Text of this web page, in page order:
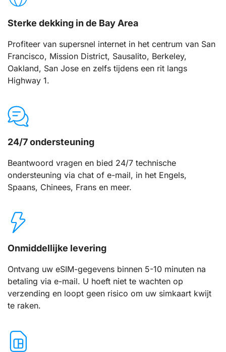
Sterke dekking in de Bay Area
Profiteer van supersnel internet in het centrum van San
Francisco, Mission District, Sausalito, Berkeley,
Oakland, San Jose en zelfs tijdens een rit langs
Highway 1.
24/7 ondersteuning
Beantwoord vragen en bied 24/7 technische
ondersteuning via chat of e-mail, in het Engels,
Spaans, Chinees, Frans en meer.
Onmiddellijke levering
Ontvang uw eSIM-gegevens binnen 5-10 minuten na
betaling via e-mail. U hoeft niet te wachten op
verzending en loopt geen risico om uw simkaart kwijt
te raken.